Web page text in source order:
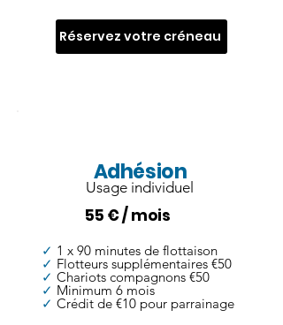
Réservez votre créneau
Adhésion
Usage individuel
55 € / mois
✓ 1 x 90 minutes de flottaison
✓ Flotteurs supplémentaires €50
✓ Chariots compagnons €50
✓ Minimum 6 mois
✓ Crédit de €10 pour parrainage